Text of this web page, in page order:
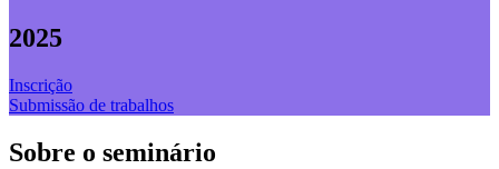
2025
Inscrição
Submissão de trabalhos
Sobre o seminário